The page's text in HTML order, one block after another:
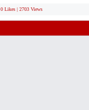
0 Likes | 2703 Views